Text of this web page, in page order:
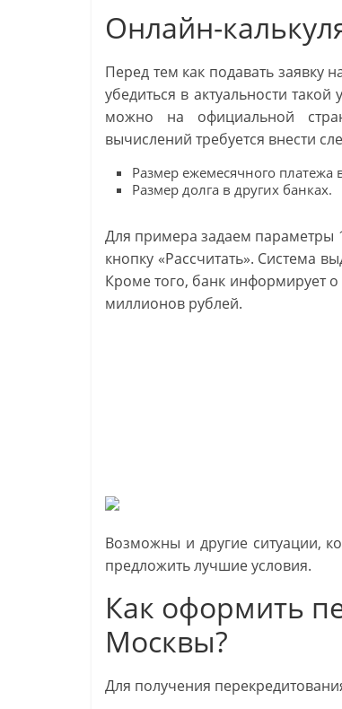
Онлайн-
Перед тем как подавать заявку
убедиться в актуальности
можно на официальной
вычислений требуется внести
Размер ежемесячного
Размер долга в других банках.
Для примера задаем параметры
кнопку «Рассчитать». Система
Кроме того, банк информирует
миллионов рублей.
Возможны и другие ситуации,
предложить лучшие условия.
Как оформить
Москвы?
Для получения